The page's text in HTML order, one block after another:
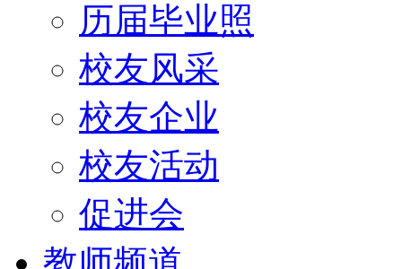
历届毕业照
校友风采
校友企业
校友活动
促进会